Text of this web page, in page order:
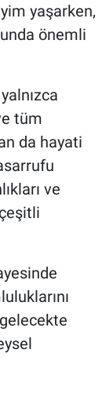
yaşarken,
önemli
tüm
da hayati
ve